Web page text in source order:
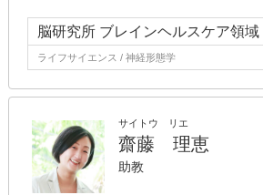
脳研究所 ブレインヘルスケア領
ライフサイエンス / 神経形態学
サイトウ リエ
齋藤 理恵
助教